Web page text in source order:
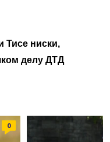
Тисе ниски,
делу ДТД
0